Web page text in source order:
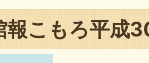
報こもろ平成